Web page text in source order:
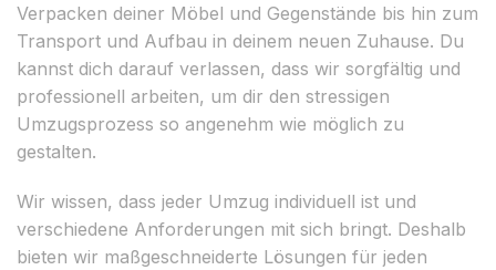
Verpacken deiner Möbel und Gegenstände bis hin zum
Transport und Aufbau in deinem neuen Zuhause. Du
kannst dich darauf verlassen, dass wir sorgfältig und
professionell arbeiten, um dir den stressigen
Umzugsprozess so angenehm wie möglich zu
gestalten.
Wir wissen, dass jeder Umzug individuell ist und
verschiedene Anforderungen mit sich bringt. Deshalb
bieten wir maßgeschneiderte Lösungen für jeden